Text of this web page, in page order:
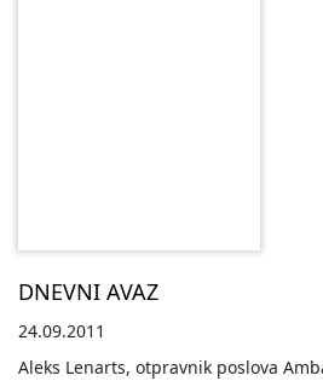
DNEVNI AVAZ
24.09.2011
Aleks Lenarts, otpravnik poslova